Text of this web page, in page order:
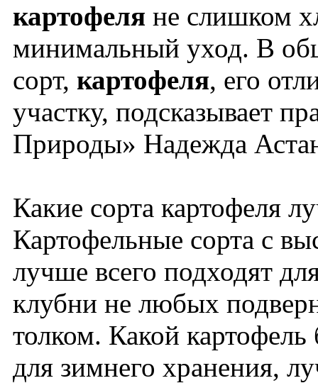
картофеля не слишком
минимальный уход. В
сорт, картофеля, его
участку, подсказывает
Природы» Надежда
Какие сорта картофеля
Картофельные сорта с
лучше всего подходят
клубни не любых
толком. Какой
для зимнего хранения,